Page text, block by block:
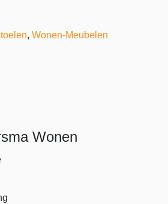
, Wonen-Meubelen
Wonen